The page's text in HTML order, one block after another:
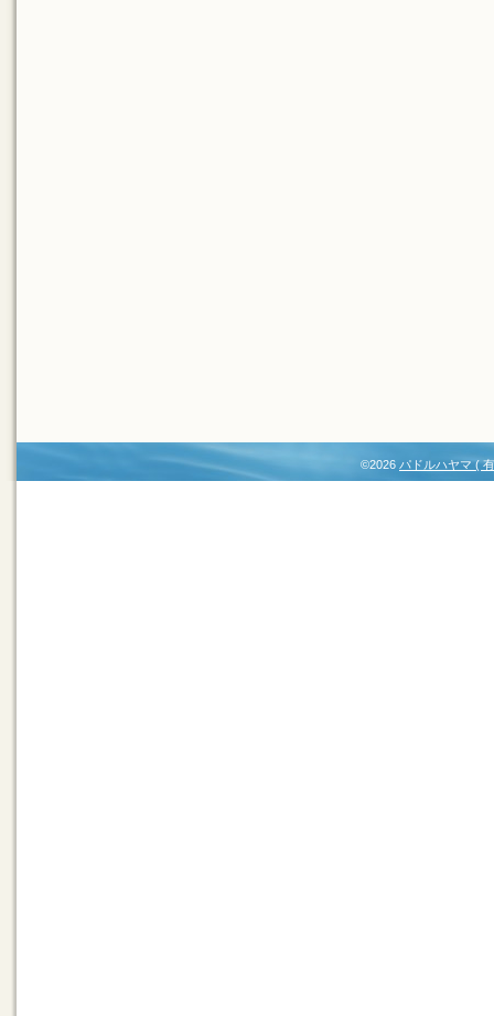
©2026 パドルハヤマ (